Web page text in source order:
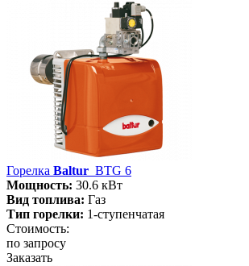
Горелка Baltur BTG 6
Мощность: 30.6 кВт
Вид топлива: Газ
Тип горелки: 1-ступенчатая
Стоимость:
по запросу
Заказать